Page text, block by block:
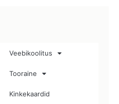
Veebikoolitus
Tooraine
Kinkekaardid